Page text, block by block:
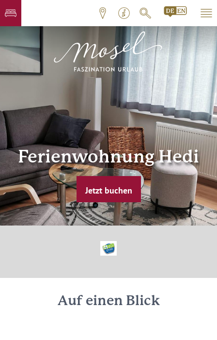
Ferienwohnung Hedi
Jetzt buchen
Auf einen Blick